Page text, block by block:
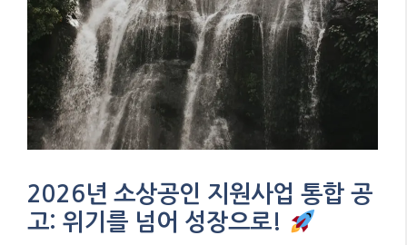
2026년 소상공인 지원사업 통합 공
고: 위기를 넘어 성장으로!